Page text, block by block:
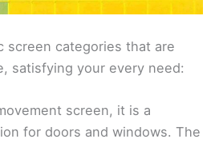
screen categories that are
satisfying your every need:
screen, it is a
for doors and windows. The